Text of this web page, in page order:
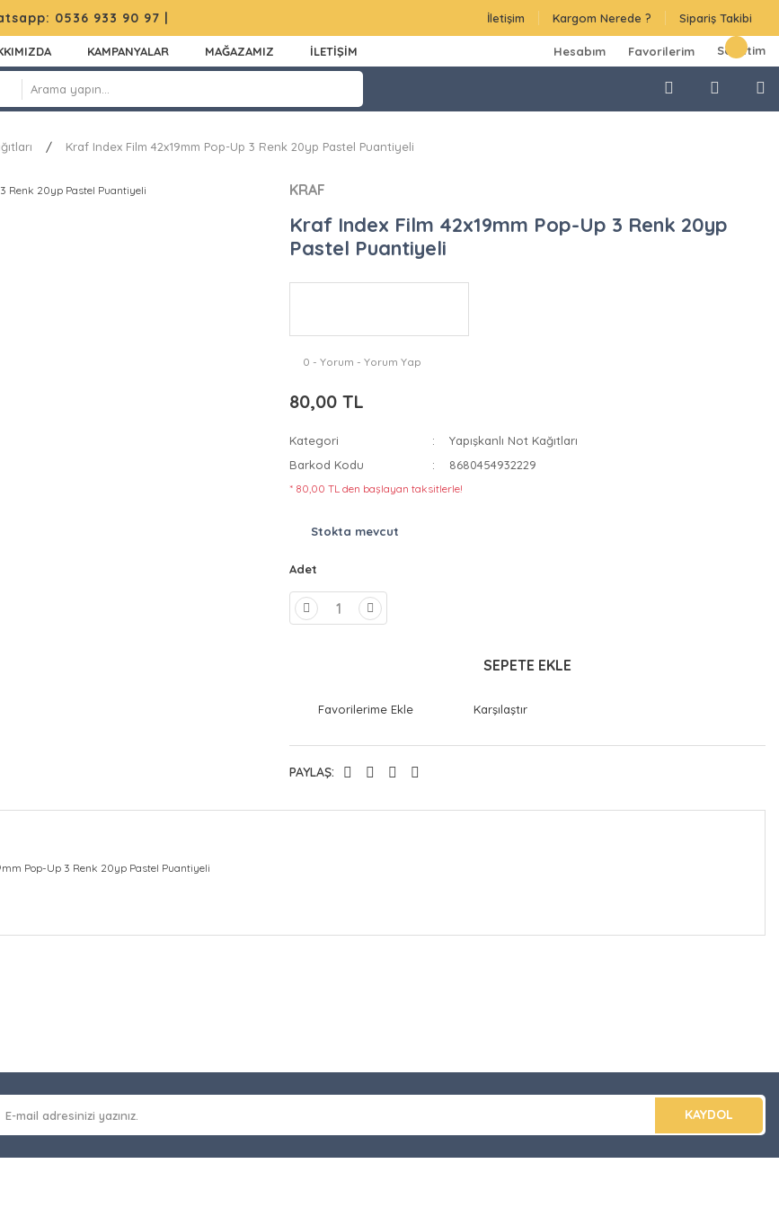
0536 933 90 97 | İletişim Kargom Nerede ? Sipariş Takibi
KAMPANYALAR MAĞAZAMIZ İLETİŞİM Hesabım Favorilerim Sepetim
Kraf Index Film 42x19mm Pop-Up 3 Renk 20yp Pastel Puantiyeli
KRAF
Kraf Index Film 42x19mm Pop-Up 3 Renk 20yp
Pastel Puantiyeli
0 - Yorum - Yorum Yap
80,00 TL
Kategori
Yapışkanlı Not Kağıtları
Barkod Kodu
8680454932229
* 80,00 TL den başlayan taksitlerle!
Stokta mevcut
Adet
SEPETE EKLE
Karşılaştır
PAYLAŞ:
Pop-Up 3 Renk 20yp Pastel Puantiyeli
daha pahalı.
KAYDOL